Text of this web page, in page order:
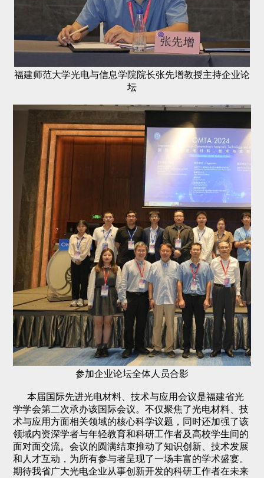
福建师范大学光电与信息学院院长张先增教授主持企业论
坛
参加企业论坛全体人员合影
本届国际先进光电材料、技术与应用会议是福建省光
学学会第二次承办该国际会议。不仅聚焦了光电材料、技
术与应用方面相关领域的核心科学议题，同时还加强了该
领域内资深学者与年轻教育和科研工作者及高校学生间的
面对面交流。会议的圆满结束推动了知识创新、技术发展
和人才互动，为所有参与者呈现了一场丰富的学术盛宴。
期待我省广大光电企业从事创新开发的科研工作者在未来